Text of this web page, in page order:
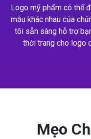
Logo mỹ phẩm có thể
mẫu khác nhau của
tôi sẵn sàng hỗ trợ
thời trang cho logo
Mẹo